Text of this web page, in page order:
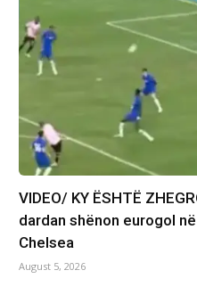
VIDEO/ KY ËSHTË
dardan shënon eurogol
Chelsea
August 5, 2026